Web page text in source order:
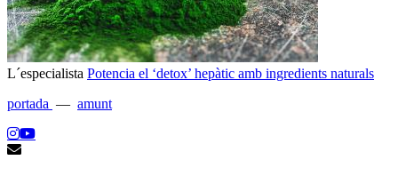
L´especialista Potencia el ‘detox’ hepàtic amb ingredients naturals
portada — amunt